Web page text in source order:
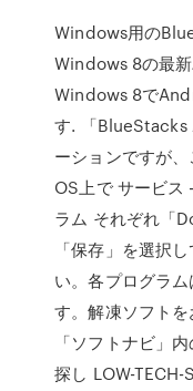
Windows用の
Windows 8の最
Windows 8で
す. 「BlueStacks
ーションですが
OS上で サービス
ラム それぞれ「
「保存」を選択
い。各プログラ
す。解凍ソフト
「ソフトナビ」
探し LOW-TECH-